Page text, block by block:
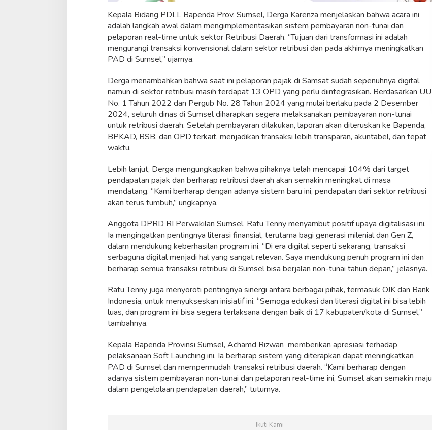
s
t
e
m
d
a
n
e
a
l
t
m
e
p
o
r
t
Kepala Bidang PDLL Bapenda Prov. Sumsel, Derga Karenza menjelaskan bahwa acara ini
adalah langkah awal dalam mengimplementasikan sistem pembayaran non-tunai dan
pelaporan real-time untuk sektor Retribusi Daerah. “Tujuan dari transformasi ini adalah
mengurangi transaksi konvensional dalam sektor retribusi dan pada akhirnya meningkatkan
PAD di Sumsel,” ujarnya.
Derga menambahkan bahwa saat ini pelaporan pajak di Samsat sudah sepenuhnya digital,
namun di sektor retribusi masih terdapat 13 OPD yang perlu diintegrasikan. Berdasarkan UU
No. 1 Tahun 2022 dan Pergub No. 28 Tahun 2024 yang mulai berlaku pada 2 Desember
2024, seluruh dinas di Sumsel diharapkan segera melaksanakan pembayaran non-tunai
untuk retribusi daerah. Setelah pembayaran dilakukan, laporan akan diteruskan ke Bapenda,
BPKAD, BSB, dan OPD terkait, menjadikan transaksi lebih transparan, akuntabel, dan tepat
waktu.
Lebih lanjut, Derga mengungkapkan bahwa pihaknya telah mencapai 104% dari target
pendapatan pajak dan berharap retribusi daerah akan semakin meningkat di masa
mendatang. “Kami berharap dengan adanya sistem baru ini, pendapatan dari sektor retribusi
akan terus tumbuh,” ungkapnya.
Anggota DPRD RI Perwakilan Sumsel, Ratu Tenny menyambut positif upaya digitalisasi ini.
Ia mengingatkan pentingnya literasi finansial, terutama bagi generasi milenial dan Gen Z,
dalam mendukung keberhasilan program ini. “Di era digital seperti sekarang, transaksi
serbaguna digital menjadi hal yang sangat relevan. Saya mendukung penuh program ini dan
berharap semua transaksi retribusi di Sumsel bisa berjalan non-tunai tahun depan,” jelasnya.
Ratu Tenny juga menyoroti pentingnya sinergi antara berbagai pihak, termasuk OJK dan Bank
Indonesia, untuk menyukseskan inisiatif ini. “Semoga edukasi dan literasi digital ini bisa lebih
luas, dan program ini bisa segera terlaksana dengan baik di 17 kabupaten/kota di Sumsel,”
tambahnya.
Kepala Bapenda Provinsi Sumsel, Achamd Rizwan memberikan apresiasi terhadap
pelaksanaan Soft Launching ini. Ia berharap sistem yang diterapkan dapat meningkatkan
PAD di Sumsel dan mempermudah transaksi retribusi daerah. “Kami berharap dengan
adanya sistem pembayaran non-tunai dan pelaporan real-time ini, Sumsel akan semakin maju
dalam pengelolaan pendapatan daerah,” tuturnya.
Ikuti Kami